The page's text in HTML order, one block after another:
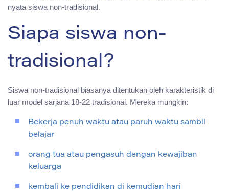
nyata siswa non-tradisional.
Siapa siswa non-
tradisional?
Siswa non-tradisional biasanya ditentukan oleh karakteristik di
luar model sarjana 18-22 tradisional. Mereka mungkin:
Bekerja penuh waktu atau paruh waktu sambil
belajar
orang tua atau pengasuh dengan kewajiban
keluarga
kembali ke pendidikan di kemudian hari